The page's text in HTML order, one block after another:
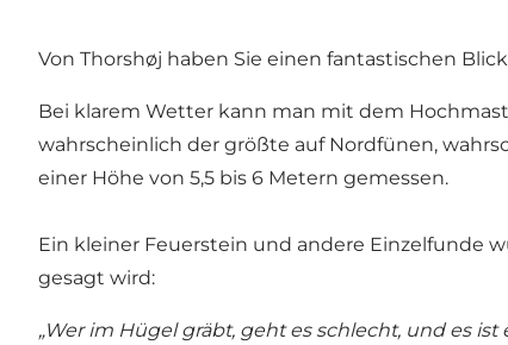
Von Thorshøj haben Sie einen fantastischen
Bei klarem Wetter kann man mit dem
wahrscheinlich der größte auf Nordfünen,
einer Höhe von 5,5 bis 6 Metern gemessen.
Ein kleiner Feuerstein und andere Einzelfunde
gesagt wird:
„Wer im Hügel gräbt, geht es schlecht, und es